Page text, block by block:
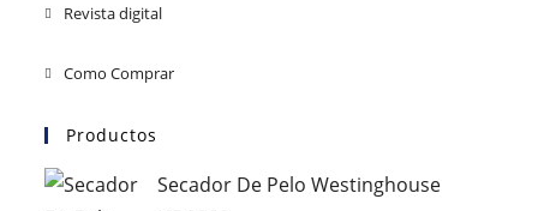
Revista digital
Como Comprar
Productos
Secador De Pelo Westinghouse